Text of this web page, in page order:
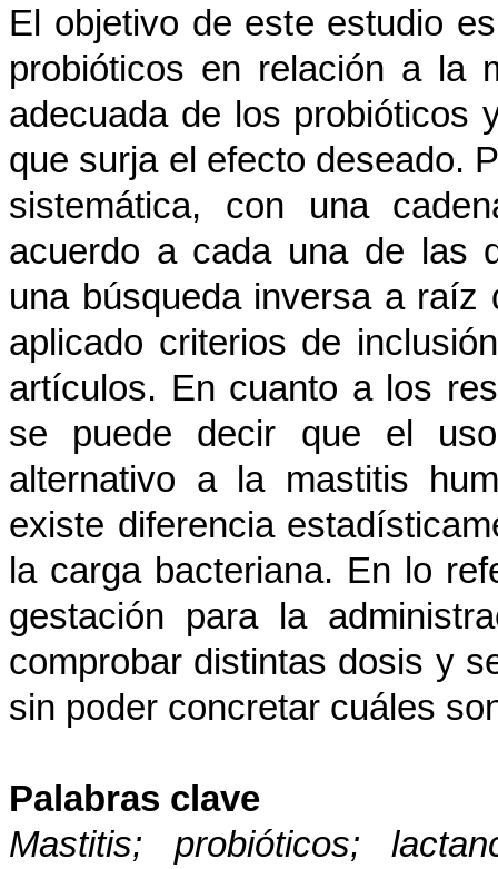
El objetivo de este estudio
probióticos en relación a la
adecuada de los probióticos
que surja el efecto deseado.
sistemática, con una
acuerdo a cada una de las
una búsqueda inversa a raíz
aplicado criterios de
artículos. En cuanto a los
se puede decir que el
alternativo a la mastitis
existe diferencia
la carga bacteriana. En lo
gestación para la
comprobar distintas dosis y
sin poder concretar cuáles
Palabras clave
Mastitis; probióticos;